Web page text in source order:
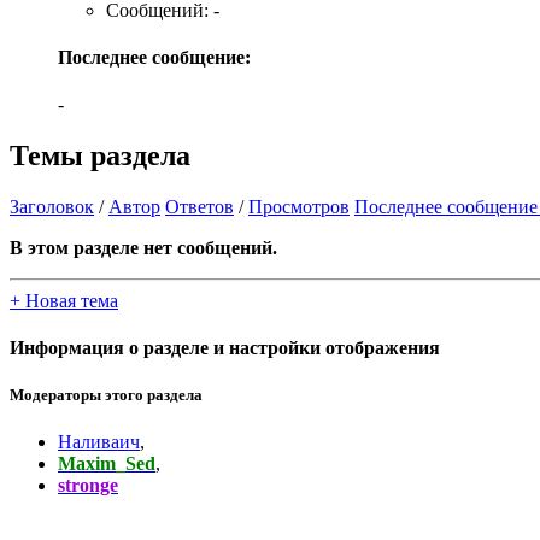
Сообщений: -
Последнее сообщение:
-
Темы раздела
Заголовок / Автор Ответов /Просмотров Последнее сообщение
В этом разделе нет сообщений.
+ Новая тема
Информация о разделе и настройки отображения
Модераторы этого раздела
Наливаич,
Maxim_Sed,
stronge